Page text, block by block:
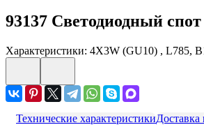
93137 Светодиодный
Характеристики: 4X3W (GU10) , L785,
Технические характеристикиДоставка